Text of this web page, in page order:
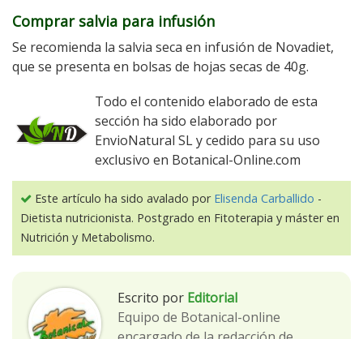
Comprar salvia para infusión
Se recomienda la salvia seca en infusión de Novadiet,
que se presenta en bolsas de hojas secas de 40g.
Todo el contenido elaborado de esta
sección ha sido elaborado por
EnvioNatural SL y cedido para su uso
exclusivo en Botanical-Online.com
Este artículo ha sido avalado por Elisenda Carballido -
Dietista nutricionista. Postgrado en Fitoterapia y máster en
Nutrición y Metabolismo.
Escrito por Editorial
Equipo de Botanical-online